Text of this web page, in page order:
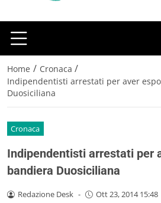
Home / Cronaca /
Indipendentisti arrestati per aver
Duosiciliana
Cronaca
Indipendentisti arrestati per
bandiera Duosiciliana
Redazione Desk - Ott 23, 2014 15:48